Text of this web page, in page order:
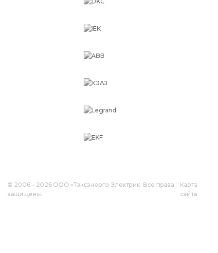
© 2006 – 2026 ООО «Тэксэнерго Электрик. Все права
защищены.
Карта
сайта